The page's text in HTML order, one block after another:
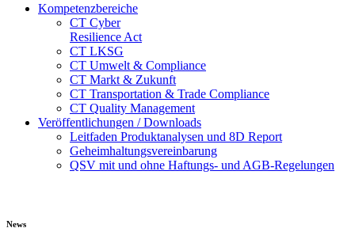
Kompetenzbereiche
CT Cyber
Resilience Act
CT LKSG
CT Umwelt & Compliance
CT Markt & Zukunft
CT Transportation & Trade Compliance
CT Quality Management
Veröffentlichungen / Downloads
Leitfaden Produktanalysen und 8D Report
Geheimhaltungsverein­barung
QSV mit und ohne Haftungs- und AGB-Regelungen
News